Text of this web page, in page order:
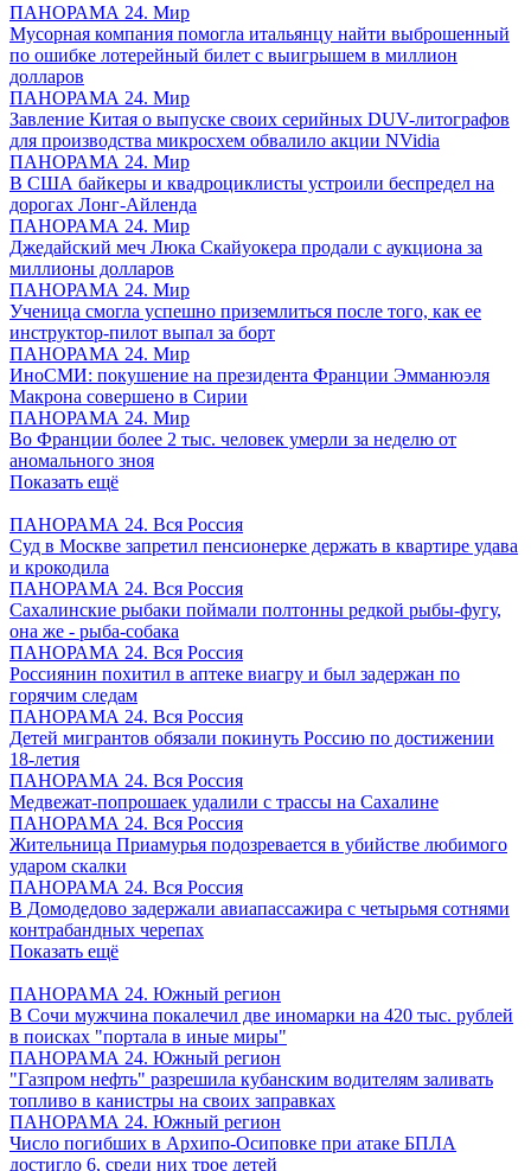
ПАНОРАМА 24. Мир
Мусорная компания помогла итальянцу найти выброшенный
по ошибке лотерейный билет с выигрышем в миллион
долларов
ПАНОРАМА 24. Мир
Завление Китая о выпуске своих серийных DUV-литографов
для производства микросхем обвалило акции NVidia
ПАНОРАМА 24. Мир
В США байкеры и квадроциклисты устроили беспредел на
дорогах Лонг-Айленда
ПАНОРАМА 24. Мир
Джедайский меч Люка Скайуокера продали с аукциона за
миллионы долларов
ПАНОРАМА 24. Мир
Ученица смогла успешно приземлиться после того, как ее
инструктор-пилот выпал за борт
ПАНОРАМА 24. Мир
ИноСМИ: покушение на президента Франции Эмманюэля
Макрона совершено в Сирии
ПАНОРАМА 24. Мир
Во Франции более 2 тыс. человек умерли за неделю от
аномального зноя
Показать ещё
ПАНОРАМА 24. Вся Россия
Суд в Москве запретил пенсионерке держать в квартире удава
и крокодила
ПАНОРАМА 24. Вся Россия
Сахалинские рыбаки поймали полтонны редкой рыбы-фугу,
она же - рыба-собака
ПАНОРАМА 24. Вся Россия
Россиянин похитил в аптеке виагру и был задержан по
горячим следам
ПАНОРАМА 24. Вся Россия
Детей мигрантов обязали покинуть Россию по достижении
18-летия
ПАНОРАМА 24. Вся Россия
Медвежат-попрошаек удалили с трассы на Сахалине
ПАНОРАМА 24. Вся Россия
Жительница Приамурья подозревается в убийстве любимого
ударом скалки
ПАНОРАМА 24. Вся Россия
В Домодедово задержали авиапассажира с четырьмя сотнями
контрабандных черепах
Показать ещё
ПАНОРАМА 24. Южный регион
В Сочи мужчина покалечил две иномарки на 420 тыс. рублей
в поисках "портала в иные миры"
ПАНОРАМА 24. Южный регион
"Газпром нефть" разрешила кубанским водителям заливать
топливо в канистры на своих заправках
ПАНОРАМА 24. Южный регион
Число погибших в Архипо-Осиповке при атаке БПЛА
достигло 6, среди них трое детей